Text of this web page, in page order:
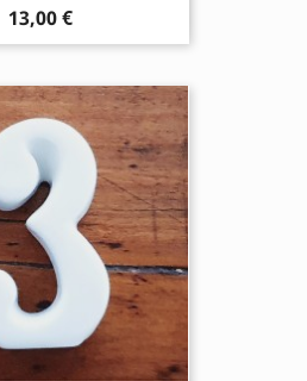
13,00 €